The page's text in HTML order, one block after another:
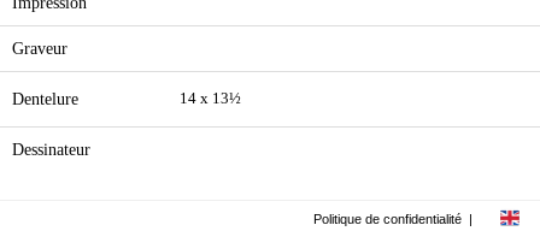
Graveur
Dentelure 14 x 13½
Dessinateur
Politique de confidentialité |